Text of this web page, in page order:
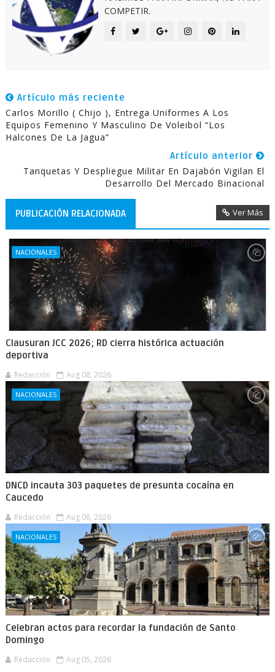
COMPETIR.
Artículo más reciente
Carlos Morillo ( Chijo ), Entrega Uniformes A Los
Equipos Femenino Y Masculino De Voleibol “Los
Halcones De La Jagua”
Artículo anterior
Tanquetas Y Despliegue Militar En Dajabón Vigilan El
Desarrollo Del Mercado Binacional
PUBLICACIÓN RELACIONADA Ver Más
NACIONALES
Clausuran JCC 2026; RD cierra histórica actuación
deportiva
Redacción Aug 08, 2026
NACIONALES
DNCD incauta 303 paquetes de presunta cocaína en
Caucedo
Redacción Aug 08, 2026
NACIONALES
Celebran actos para recordar la fundación de Santo
Domingo
Redacción Aug 05, 2026